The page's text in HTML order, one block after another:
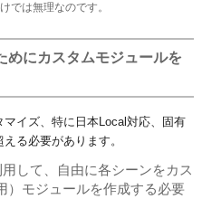
では無理なのです。
にカスタムモジュールを
イズ、特に日本Local対応、固有
る必要があります。
して、自由に各シーンをカス
）モジュールを作成する必要